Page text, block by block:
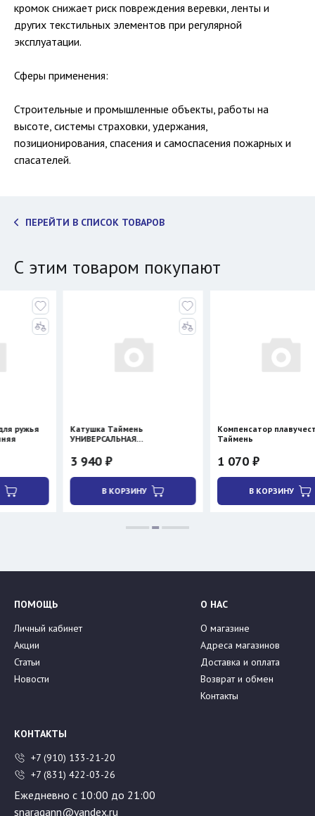
кромок снижает риск повреждения веревки, ленты и
других текстильных элементов при регулярной
эксплуатации.
Сферы применения:
Строительные и промышленные объекты, работы на
высоте, системы страховки, удержания,
позиционирования, спасения и самоспасения пожарных и
спасателей.
ПЕРЕЙТИ В СПИСОК ТОВАРОВ
С этим товаром покупают
Катушка Таймень
УНИВЕРСАЛЬНАЯ
3 940 ₽
В КОРЗИНУ
Компенсатор плавучести
Таймень
1 070 ₽
В КОРЗИНУ
ПОМОЩЬ
Личный кабинет
Акции
Статьи
Новости
О НАС
О магазине
Адреса магазинов
Доставка и оплата
Возврат и обмен
Контакты
КОНТАКТЫ
+7 (910) 133-21-20
+7 (831) 422-03-26
Ежедневно с 10:00 до 21:00
snaragann@yandex.ru